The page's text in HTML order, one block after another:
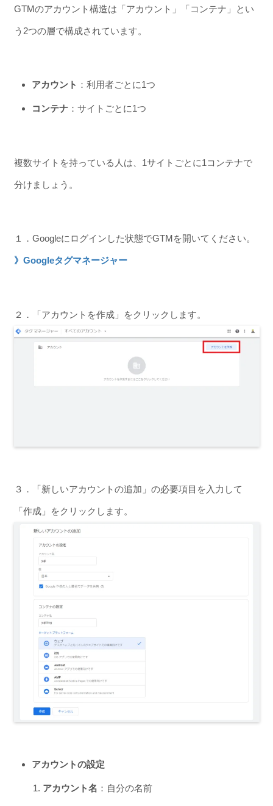
GTMのアカウント構造は「アカウント」「コンテナ」とい
う2つの層で構成されています。
アカウント ：利用者ごとに1つ
コンテナ：サイトごとに1つ
複数サイトを持っている人は、1サイトごとに1コンテナで
分けましょう。
１．Googleにログインした状態でGTMを開いてください。
》Googleタグマネージャー
２．「アカウントを作成」をクリックします。
３．「新しいアカウントの追加」の必要項目を入力して
「作成」をクリックします。
アカウントの設定
アカウント名 ：自分の名前